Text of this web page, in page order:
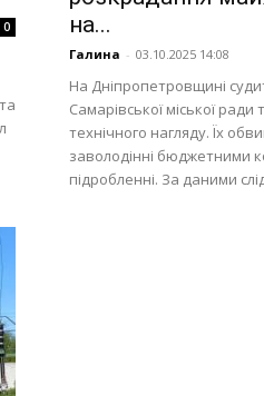
0
на...
Галина - 03.10.2025 14:08
На Дніпропетровщині
Самарівської міської ради
технічного нагляду. Їх
заволодінні бюджетними
підробленні. За даними